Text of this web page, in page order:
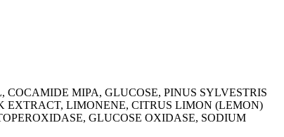
MIPA, GLUCOSE, PINUS SYLVESTRIS
EXTRACT, LIMONENE, CITRUS LIMON (LEMON)
GLUCOSE OXIDASE, SODIUM